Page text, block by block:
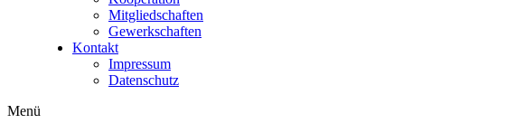
Mitgliedschaften
Gewerkschaften
Kontakt
Impressum
Datenschutz
Menü